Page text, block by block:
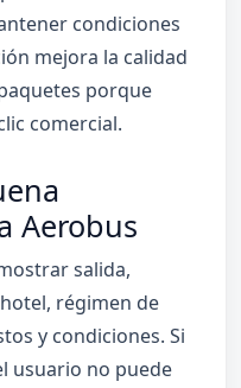
condiciones
mejora la calidad
porque
comercial.
Aerobus
salida,
régimen de
y condiciones. Si
usuario no puede